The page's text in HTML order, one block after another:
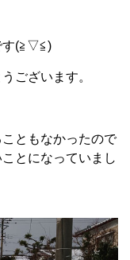
す(≧▽≦)
ございます。
ともなかったので
とになっていまし